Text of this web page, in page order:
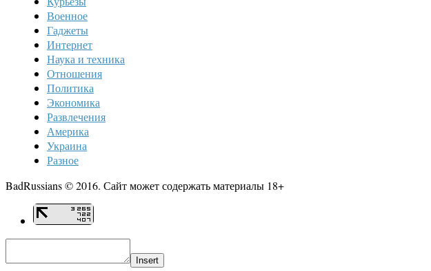
Военное
Гаджеты
Интернет
Наука и техника
Отношения
Политика
Экономика
Развлечения
Америка
Украина
Разное
BadRussians © 2016. Сайт может содержать материалы 18+
Insert